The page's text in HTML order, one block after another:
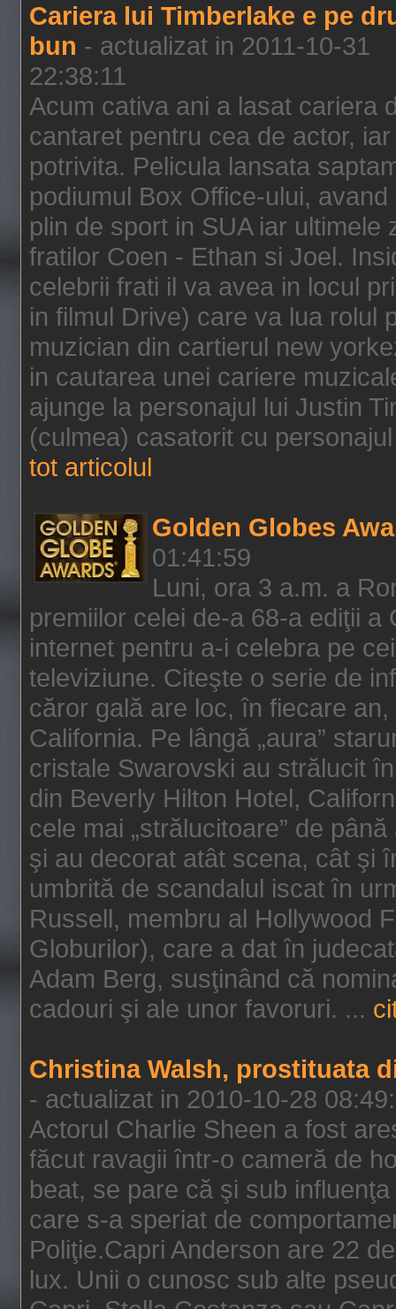
Cariera lui Timberlake e pe
bun - actualizat in 2011-10-31
22:38:11
Acum cativa ani a lasat cariera
cantaret pentru cea de actor,
potrivita. Pelicula lansata
podiumul Box Office-ului,
plin de sport in SUA iar
fratilor Coen - Ethan si Joel.
celebrii frati il va avea in locul
in filmul Drive) care va lua rolul
muzician din cartierul new
in cautarea unei cariere
ajunge la personajul lui Justin
(culmea) casatorit cu
tot articolul
Golden Globes
01:41:59
Luni, ora 3 a.m. a
premiilor celei de-a 68-a ediţii
internet pentru a-i celebra pe
televiziune. Citeşte o serie de
căror gală are loc, în fiecare
California. Pe lângă „aura”
cristale Swarovski au strălucit
din Beverly Hilton Hotel,
cele mai „strălucitoare” de
şi au decorat atât scena, cât şi
umbrită de scandalul iscat în
Russell, membru al Hollywood
Globurilor), care a dat în
Adam Berg, susţinând că
cadouri şi ale unor favoruri. ...
Christina Walsh, prostituata
- actualizat in 2010-10-28
Actorul Charlie Sheen a fost
făcut ravagii într-o cameră de
beat, se pare că şi sub
care s-a speriat de
Poliţie.Capri Anderson are 22
lux. Unii o cunosc sub alte